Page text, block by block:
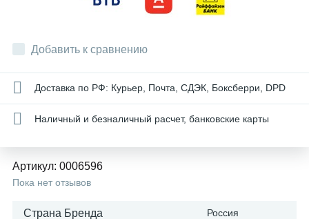
Добавить к сравнению
Доставка по РФ: Курьер, Почта, СДЭК, Боксберри, DPD
Наличный и безналичный расчет, банковские карты
Артикул: 0006596
Пока нет отзывов
Страна Бренда Россия